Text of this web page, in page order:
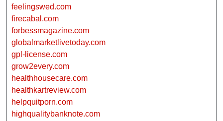
feelingswed.com
firecabal.com
forbessmagazine.com
globalmarketlivetoday.com
gpl-license.com
grow2every.com
healthhousecare.com
healthkartreview.com
helpquitporn.com
highqualitybanknote.com